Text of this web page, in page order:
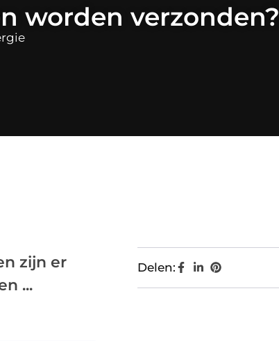
worden verzonden?
zijn er
...
Delen: